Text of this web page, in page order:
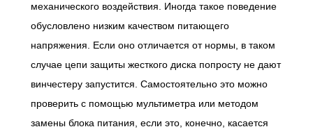
механического воздействия. Иногда такое поведение
обусловлено низким качеством питающего
напряжения. Если оно отличается от нормы, в таком
случае цепи защиты жесткого диска попросту не дают
винчестеру запустится. Самостоятельно это можно
проверить с помощью мультиметра или методом
замены блока питания, если это, конечно, касается